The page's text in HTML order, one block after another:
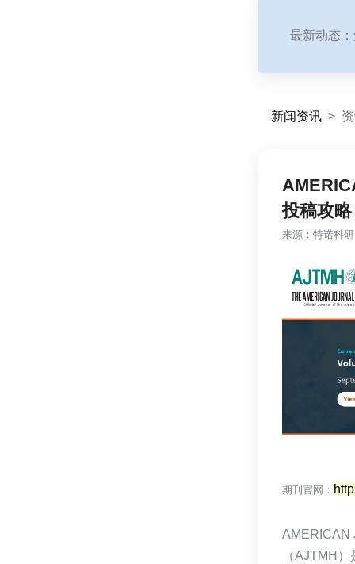
最新动态：
新闻资讯
投稿攻略
来源： 特诺科研
期刊官网： h
AMERICAN
（AJTMH ）